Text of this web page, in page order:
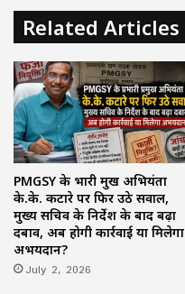
Related Articles
PMGSY के प्रभारी प्रमुख अभियंता
के.के. कटारे पर फिर उठे सवाल,
मुख्य सचिव के निर्देश के बाद बढ़ा
दबाव, अब होगी कार्रवाई या मिलेगा
अभयदान?
July 2, 2026